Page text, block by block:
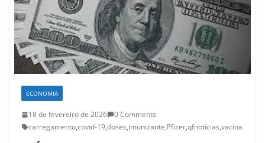
ECONOMIA
18 de fevereiro de 2026
0 Comments
carregamento,covid-19,doses,imunizante,Pfizer,qfnotícias,vacina